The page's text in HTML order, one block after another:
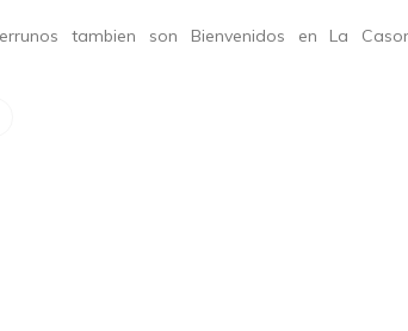
tambien son Bienvenidos en La